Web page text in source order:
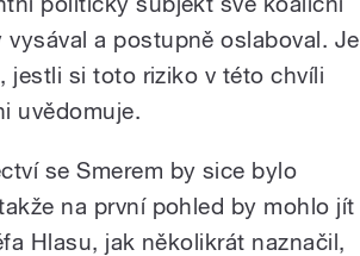
vysával a postupně oslaboval. Je
jestli si toto riziko v této chvíli
uvědomuje.
se Smerem by sice bylo
na první pohled by mohlo jít
Hlasu, jak několikrát naznačil,